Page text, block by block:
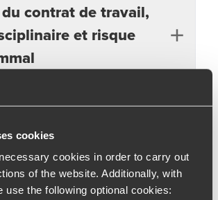
cookies
cookies in order to carry out
of the website. Additionally, with
use the following optional cookies:
de flexibilité
salariale
en santé / sécurité au travail
des risques professionnels
prévoyance
contrat de travail,
et risque
disciplinaires : possibilité et
de rupture du contrat de travail
employment law